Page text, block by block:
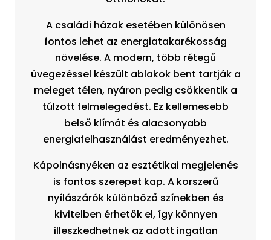
A családi házak esetében különösen
fontos lehet az energiatakarékosság
növelése. A modern, több rétegű
üvegezéssel készült ablakok bent tartják a
meleget télen, nyáron pedig csökkentik a
túlzott felmelegedést. Ez kellemesebb
belső klímát és alacsonyabb
energiafelhasználást eredményezhet.
Kápolnásnyéken az esztétikai megjelenés
is fontos szerepet kap. A korszerű
nyílászárók különböző színekben és
kivitelben érhetők el, így könnyen
illeszkedhetnek az adott ingatlan